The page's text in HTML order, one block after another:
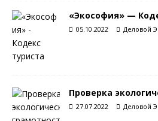
«Экософия» —
05.10.2022 Деловой
Проверка
27.07.2022 Деловой